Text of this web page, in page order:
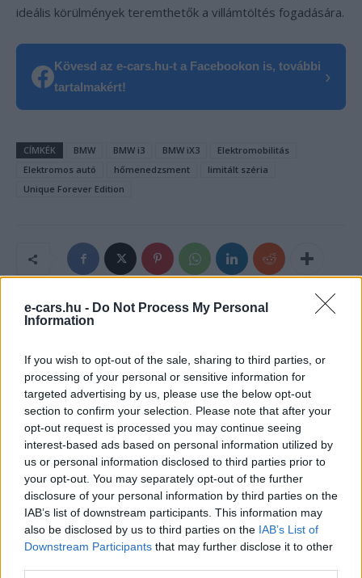
e-cars.hu - Do Not Process My Personal
Information
If you wish to opt-out of the sale, sharing to third parties, or
processing of your personal or sensitive information for
targeted advertising by us, please use the below opt-out
section to confirm your selection. Please note that after your
opt-out request is processed you may continue seeing
interest-based ads based on personal information utilized by
us or personal information disclosed to third parties prior to
your opt-out. You may separately opt-out of the further
disclosure of your personal information by third parties on the
IAB’s list of downstream participants. This information may
also be disclosed by us to third parties on the IAB’s List of
Downstream Participants that may further disclose it to other
ideális körülmények teremthetők a villámtöltés fogadására.
Kövesd az e-cars.hu-t a Facebookon is, további
tartalmakért!
›
CÍMKÉK BMW BMW i3 BMW iX3
Elektromobilitás
Elektromos autó
hőmenedzsment
limitált széria
Unique Forever Edition
Eriqo
Főállásban Informatikus kocka, de lelkében elkötelezett gamer,
kütyü és immár e-autó rajongó!
KAPCSOLÓDÓ CIKKEK TÖBB A SZERZŐTŐL